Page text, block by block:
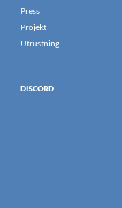
Press
Projekt
Utrustning
DISCORD